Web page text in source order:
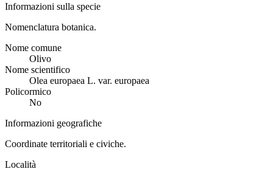
Informazioni sulla specie
Nomenclatura botanica.
Nome comune
Olivo
Nome scientifico
Olea europaea L. var. europaea
Policormico
No
Informazioni geografiche
Coordinate territoriali e civiche.
Località